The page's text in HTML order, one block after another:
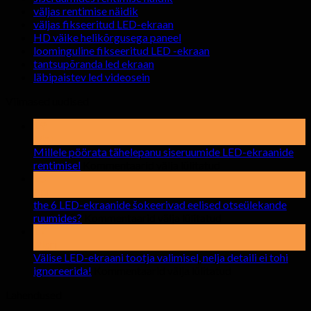
väljas rentimise näidik
väljas fikseeritud LED-ekraan
HD väike helikõrgusega paneel
loominguline fikseeritud LED -ekraan
tantsupõranda led ekraan
läbipaistev led videosein
Millele pöörata tähelepanu siseruumide LED-ekraanide
rentimisel
tähelepanu
rentimisel
the6 LED-ekraanide šokeerivad eelised otseülekande
ruumides?
LED-
Välise LED-ekraani tootja valimisel, nelja detaili ei tohi
ignoreerida!